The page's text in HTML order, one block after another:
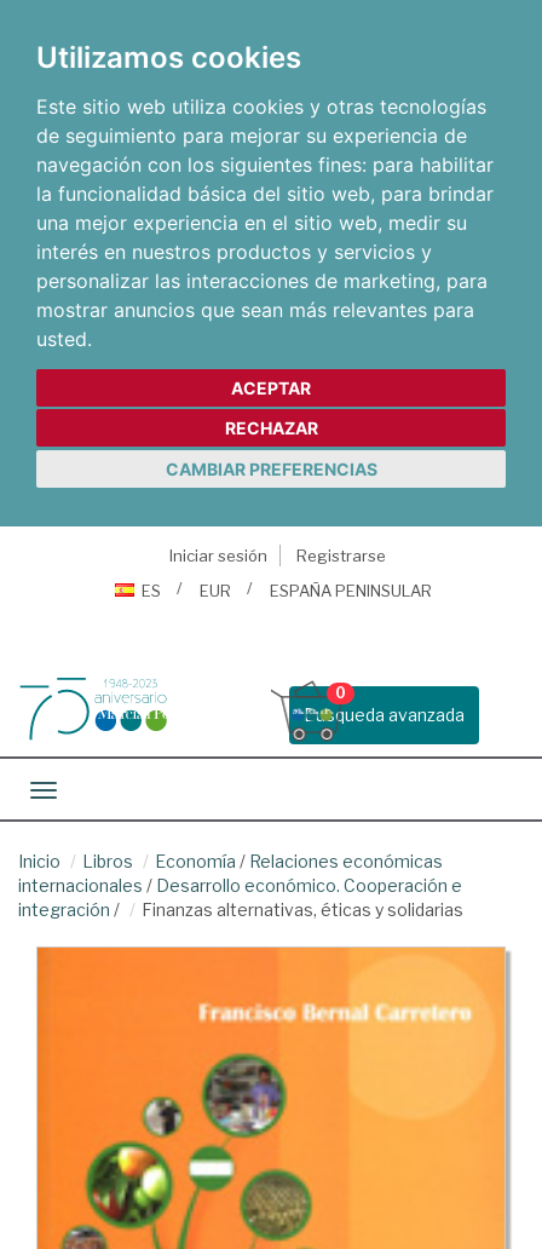
Utilizamos cookies
Este sitio web utiliza cookies y otras tecnologías
de seguimiento para mejorar su experiencia de
navegación con los siguientes fines: para habilitar
la funcionalidad básica del sitio web, para brindar
una mejor experiencia en el sitio web, medir su
interés en nuestros productos y servicios y
personalizar las interacciones de marketing, para
mostrar anuncios que sean más relevantes para
usted.
ACEPTAR
RECHAZAR
CAMBIAR PREFERENCIAS
Iniciar sesión
Registrarse
ES
EUR ESPAÑA PENINSULAR
Busqueda avanzada
0
Toggle navigation
Inicio Libros Economía / Relaciones económicas
internacionales / Desarrollo económico. Cooperación e
integración / Finanzas alternativas, éticas y solidarias